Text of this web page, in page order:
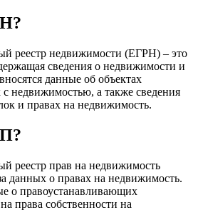
реестр недвижимости (ЕГРН) – это
сведения о недвижимости и
данные об объектах
недвижимостью, а также сведения
и правах на недвижимость.
реестр прав на недвижимость
данных о правах на недвижимость.
о правоустанавливающих
права собственности на